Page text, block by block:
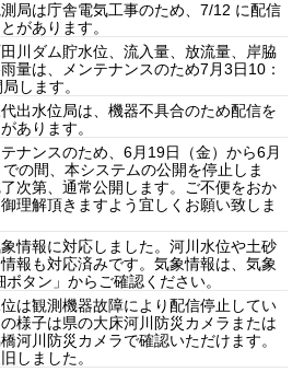
局は庁舎電気工事のため、7/12 に配信
があります。
川ダム貯水位、流入量、放流量、岸脇
量は、メンテナンスのため7月3日10：
します。
出水位局は、機器不具合のため配信を
あります。
ナンスのため、6月19日（金）から6月
の間、本システムの公開を停止しま
次第、通常公開します。ご不便をおか
理解頂きますよう宜しくお願い致しま
情報に対応しました。河川水位や土砂
報も対応済みです。気象情報は、気象
ボタン」からご確認ください。
は観測機器故障により配信停止してい
様子は県の大床河川防災カメラまたは
河川防災カメラで確認いただけます。
しました。